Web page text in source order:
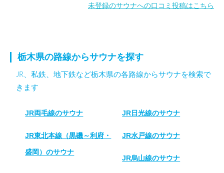
未登録のサウナへの口コミ投稿はこちら
栃木県の路線からサウナを探す
JR、私鉄、地下鉄など栃木県の各路線からサウナを検索で
きます
JR両毛線のサウナ JR日光線のサウナ
JR東北本線（黒磯～利府・
盛岡）のサウナ
JR水戸線のサウナ
JR烏山線のサウナ